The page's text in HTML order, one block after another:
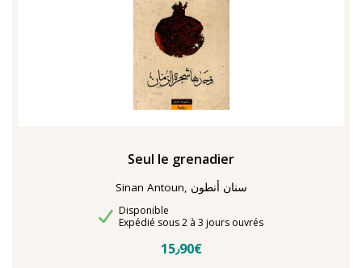
Seul le grenadier
Sinan Antoun, سنان أنطون
Disponibilité
Disponible
Délais de livraison
Expédié sous 2 à 3 jours ouvrés
15٫90€